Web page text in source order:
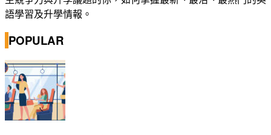
語學習及升學情報。
POPULAR